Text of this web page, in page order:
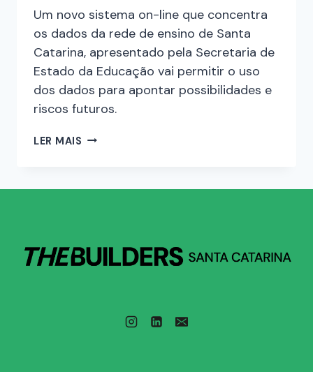
Um novo sistema on-line que concentra
os dados da rede de ensino de Santa
Catarina, apresentado pela Secretaria de
Estado da Educação vai permitir o uso
dos dados para apontar possibilidades e
riscos futuros.
LER MAIS